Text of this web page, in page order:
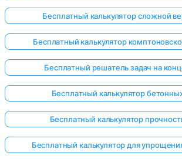
Бесплатный калькулятор сложной
Бесплатный калькулятор
Бесплатный решатель задач на
Бесплатный калькулятор
Бесплатный калькулятор
Бесплатный калькулятор для